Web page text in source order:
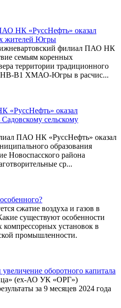
НК «РуссНефть» оказал
жителей Югры
филиал ПАО НК
семьям коренных
территории традиционного
НВ-В1 ХМАО-Югры в расчис...
«РуссНефть» оказал
сельскому
ПАО НК «РуссНефть» оказал
образования
Новоспасского района
ср...
сжатие воздуха и газов в
существуют особенности
установок в
промышленности.
оборотного капитала
(ex-АО УК «ОРГ»)
за 9 месяцев 2024 года